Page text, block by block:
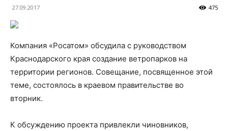
27.09.2017 475
Компания «Росатом» обсудила с руководством
Краснодарского края создание ветропарков на
территории регионов. Совещание, посвященное этой
теме, состоялось в краевом правительстве во
вторник.
К обсуждению проекта привлекли чиновников,